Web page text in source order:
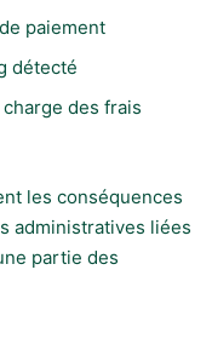
paiement
détecté
des frais
les conséquences
administratives liées
partie des